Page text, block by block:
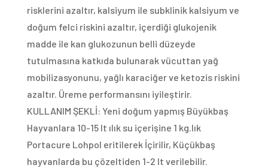
risklerini azaltır, kalsiyum ile subklinik kalsiyum ve
doğum felci riskini azaltır, içerdiği glukojenik
madde ile kan glukozunun belli düzeyde
tutulmasına katkıda bulunarak vücuttan yağ
mobilizasyonunu, yağlı karaciğer ve ketozis riskini
azaltır. Üreme performansını iyileştirir.
KULLANIM ŞEKLİ: Yeni doğum yapmış Büyükbaş
Hayvanlara 10-15 lt ılık su içerişine 1 kg.lık
Portacure Lohpol eritilerek İçirilir, Küçükbaş
hayvanlarda bu çözeltiden 1-2 lt verilebilir.